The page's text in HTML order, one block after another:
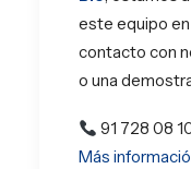
este equipo
contacto con
o una
91 728 08
Más